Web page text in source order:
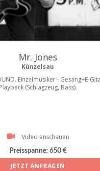
Mr. Jones
Künzelsau
Einzelmusiker - Gesang+E-
Playback (Schlagzeug, Bass).
Video anschauen
Preisspanne: 650 €
JETZT ANFRAGEN